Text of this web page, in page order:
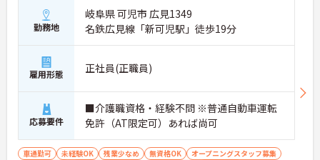
勤務地
岐阜県 可児市 広見1349
名鉄広見線「新可児駅」徒歩19分
雇用形態 正社員(正職員)
応募要件
■介護職資格・経験不問 ※普通自動車運転
免許（AT限定可）あれば尚可
車通勤可 未経験OK 残業少なめ 無資格OK
オープニングスタッフ募集